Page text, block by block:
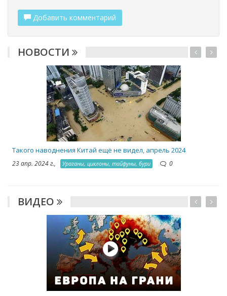
Добавить комментарий
НОВОСТИ
Такого наводнения Китай ещё не видел, апрель 2024
23 апр. 2024 г., Ураганы, циклоны, тайфуны, бури 0
ВИДЕО